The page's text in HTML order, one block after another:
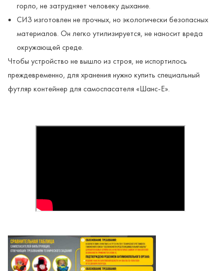
горло, не затрудняет человеку дыхание.
СИЗ изготовлен не прочных, но экологически безопасных
материалов. Он легко утилизируется, не наносит вреда
окружающей среде.
Чтобы устройство не вышло из строя, не испортилось
преждевременно, для хранения нужно купить специальный
футляр контейнер для самоспасателя «Шанс-Е».